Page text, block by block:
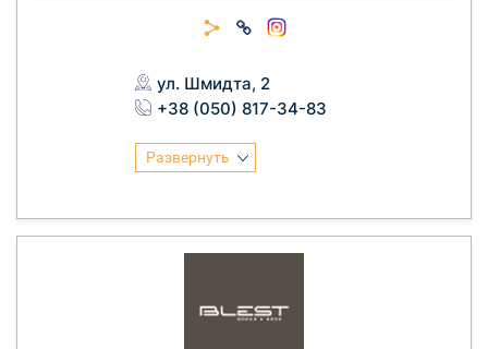
ул. Шмидта, 2
+38 (050) 817-34-83
Развернуть